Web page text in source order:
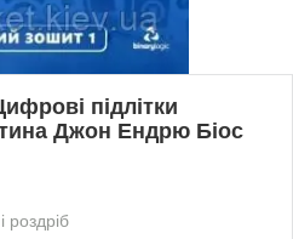
підлітки
Джон Ендрю Біос
роздріб